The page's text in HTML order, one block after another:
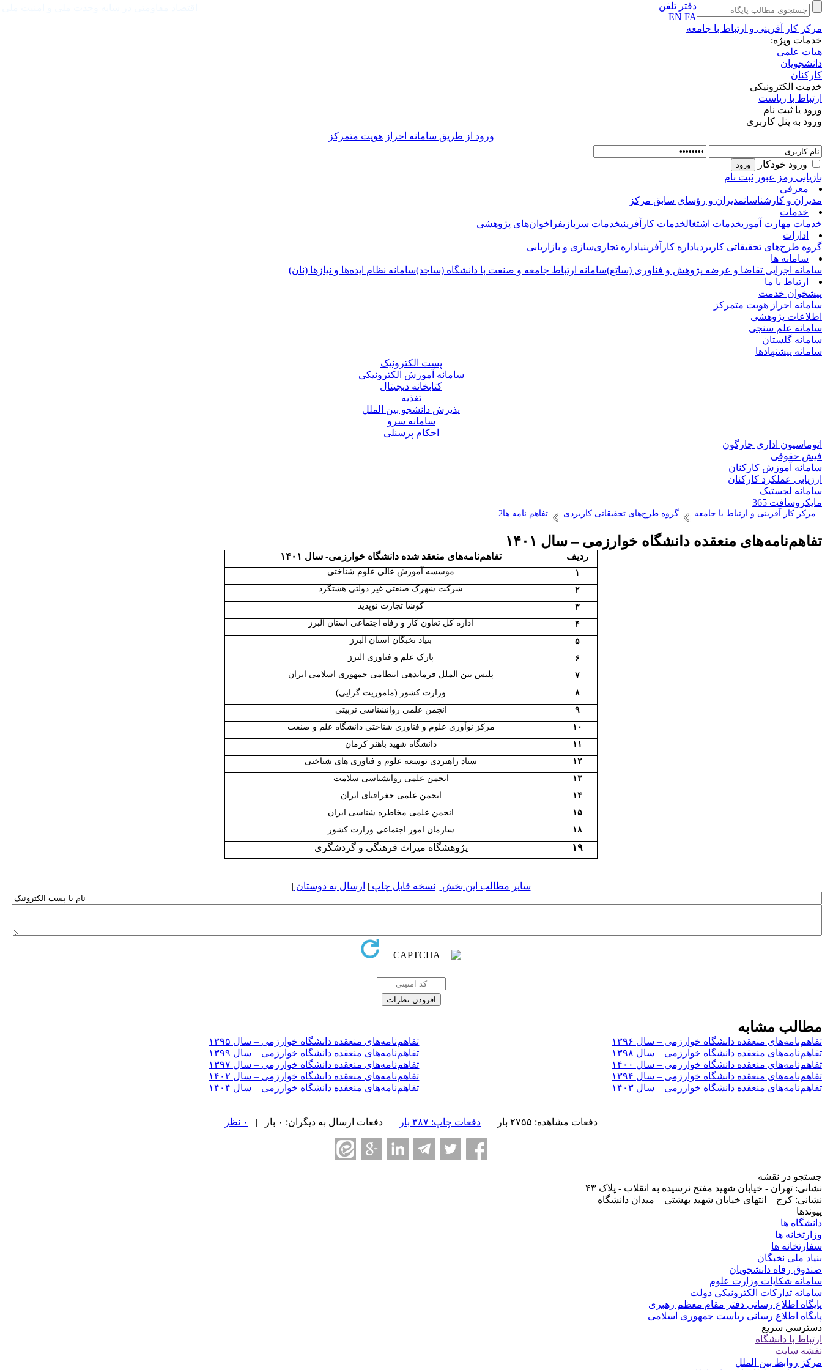
دفتر تلفن
EN FA
مرکز کار آفرینی و ارتباط با جامعه
خدمات ویژه:
هیات علمی
دانشجویان
کارکنان
خدمت الکترونیکی
ارتباط با ریاست
ورود یا ثبت نام
ورود به پنل کاربری
ورود از طريق سامانه احراز هويت متمركز
ورود خودکار
بازیابی رمز عبور ثبت نام
معرفی
مدیران و کارشناسانمدیران و رؤسای سابق مرکز
خدمات
خدمات مهارت آموزیخدمات اشتغالخدمات کارآفرینیخدمات سربازیفراخوان‌های پژوهشی
ادارات
گروه طرح‌های تحقیقاتی کاربردیاداره کارآفرینیاداره تجاری‌سازی و بازاریابی
سامانه ها
سامانه اجرایی تقاضا و عرضه پژوهش و فناوری (ساتع)سامانه ارتباط جامعه و صنعت با دانشگاه (ساجد)سامانه نظام ایده‌ها و نیازها (نان)
ارتباط با ما
پیشخوان خدمت
سامانه احراز هویت متمرکز
اطلاعات پژوهشی
سامانه علم سنجی
سامانه گلستان
سامانه پیشنهادها
پست الکترونیک
سامانه آموزش الکترونیکی
کتابخانه دیجیتال
تغذیه
پذیرش دانشجو بین الملل
سامانه سرو
احکام پرسنلی
اتوماسیون اداری چارگون
فیش حقوقی
سامانه آموزش کارکنان
ارزیابی عملکرد کارکنان
سامانه لجستیک
مایکروسافت 365
مرکز کار آفرینی و ارتباط با جامعه گروه طرح‌های تحقیقاتی کاربردی تفاهم نامه ها2
تفاهم‌نامه‌های منعقده دانشگاه خوارزمی – سال ۱۴۰۱
ردیف تفاهم‌نامه‌های منعقد شده دانشگاه خوارزمی- سال ۱۴۰۱
۱
موسسه آموزش عالی علوم شناختی
۲
شرکت شهرک صنعتی غیر دولتی هشتگرد
۳
کوشا تجارت نوپدید
۴
اداره کل تعاون کار و رفاه اجتماعی استان البرز
۵
بنیاد نخبگان استان البرز
۶
پارک علم و فناوری البرز
۷
پلیس بین الملل فرماندهی انتظامی جمهوری اسلامی ایران
۸
وزارت کشور (ماموریت گرایی)
۹
انجمن علمی روانشناسی تربیتی
۱۰
مرکز نوآوری علوم و فناوری شناختی دانشگاه علم و صنعت
۱۱
دانشگاه شهید باهنر کرمان
۱۲
ستاد راهبردی توسعه علوم و فناوری های شناختی
۱۳
انجمن علمی روانشناسی سلامت
۱۴
انجمن علمی جغرافیای ایران
۱۵
انجمن علمی مخاطره شناسی ایران
۱۸
سازمان امور اجتماعی وزارت کشور
۱۹ پژوهشگاه میراث فرهنگی و گردشگری
سایر مطالب این بخش | نسخه قابل چاپ | ارسال به دوستان |
مطالب مشابه
تفاهم‌نامه‌های منعقده دانشگاه خوارزمی – سال ۱۳۹۶
تفاهم‌نامه‌های منعقده دانشگاه خوارزمی – سال ۱۳۹۵
تفاهم‌نامه‌های منعقده دانشگاه خوارزمی – سال ۱۳۹۸
تفاهم‌نامه‌های منعقده دانشگاه خوارزمی – سال ۱۳۹۹
تفاهم‌نامه‌های منعقده دانشگاه خوارزمی – سال ۱۴۰۰
تفاهم‌نامه‌های منعقده دانشگاه خوارزمی – سال ۱۳۹۷
تفاهم‌نامه‌های منعقده دانشگاه خوارزمی – سال ۱۳۹۴
تفاهم‌نامه‌های منعقده دانشگاه خوارزمی – سال ۱۴۰۲
تفاهم‌نامه‌های منعقده دانشگاه خوارزمی – سال ۱۴۰۳
تفاهم‌نامه‌های منعقده دانشگاه خوارزمی – سال ۱۴۰۴
دفعات مشاهده: ۲۷۵۵ بار | دفعات چاپ: ۳۸۷ بار | دفعات ارسال به دیگران: ۰ بار | ۰ نظر
جستجو در نقشه
نشانی: تهران - خیابان شهید مفتح نرسیده به انقلاب - پلاک ۴۳
نشانی: کرج – انتهای خیابان شهید بهشتی – میدان دانشگاه
پیوندها
دانشگاه ها
وزارتخانه ها
سفارتخانه ها
بنیاد ملی نخبگان
صندوق رفاه دانشجویان
سامانه شکایات وزارت علوم
سامانه تدارکات الکترونیکی دولت
پایگاه اطلاع رسانی دفتر مقام معظم رهبری
پایگاه اطلاع رسانی ریاست جمهوری اسلامی
دسترسی سریع
ارتباط با دانشگاه
نقشه سایت
مرکز روابط بین الملل